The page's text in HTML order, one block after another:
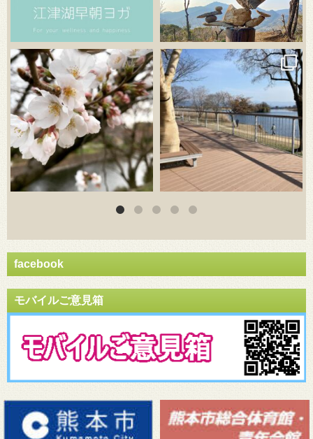
3月 20 3月 18
facebook
モバイルご意見箱